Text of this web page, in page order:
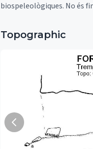
biospeleològiques. No és
Topographic